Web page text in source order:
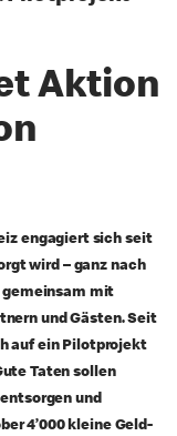
Aktion
engagiert sich seit
wird – ganz nach
mit
und Gästen. Seit
auf ein Pilotprojekt
Taten sollen
und
4’000 kleine Geld-